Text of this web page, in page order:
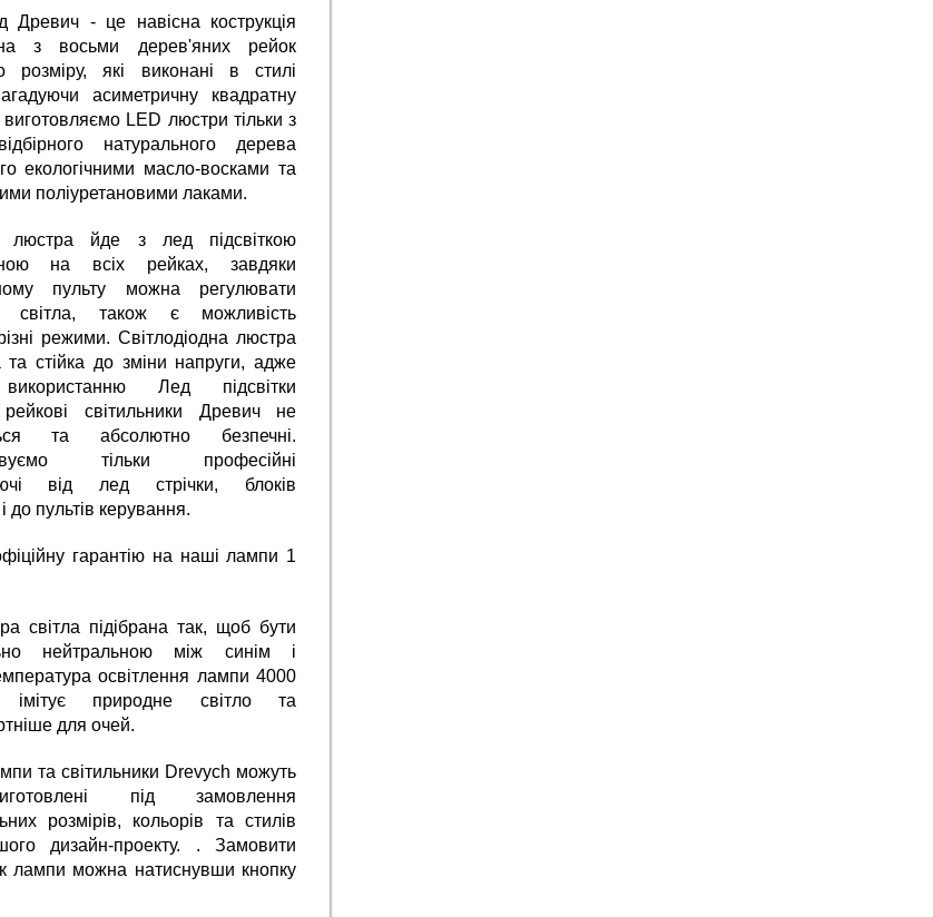
Древич - це навісна кострукція
з восьми дерев'яних рейок
розміру, які виконані в стилі
асиметричну квадратну
LED люстри тільки з
натурального дерева
екологічними масло-восками та
поліуретановими лаками.
люстра йде з лед підсвіткою
на всіх рейках, завдяки
пульту можна регулювати
світла, також є можливість
режими. Світлодіодна люстра
та стійка до зміни напруги, адже
Лед підсвітки
рейкові світильники Древич не
та абсолютно безпечні.
тільки професійні
від лед стрічки, блоків
до пультів керування.
гарантію на наші лампи 1
світла підібрана так, щоб бути
нейтральною між синім і
освітлення лампи 4000
імітує природне світло та
для очей.
та світильники Drevych можуть
під замовлення
розмірів, кольорів та стилів
дизайн-проекту. . Замовити
лампи можна натиснувши кнопку